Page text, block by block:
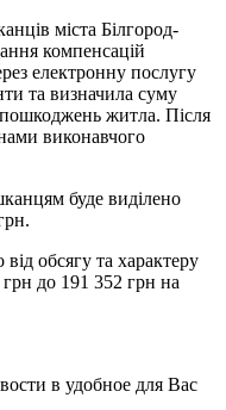
міста Білгород-
компенсацій
електронну послугу
та визначила суму
житла. Після
виконавчого
буде виділено
обсягу та характеру
до 191 352 грн на
в удобное для Вас